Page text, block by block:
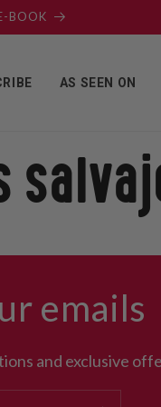
BOOK
AS SEEN ON
emails
and exclusive